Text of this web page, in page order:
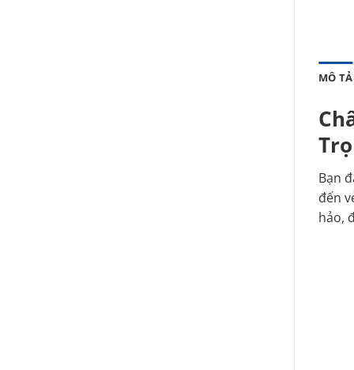
MÔ TẢ
Bạn
đến
hảo,